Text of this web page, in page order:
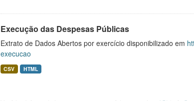
Execução das Despesas Públicas
Extrato de Dados Abertos por exercício disponibilizado em
execucao
CSV HTML